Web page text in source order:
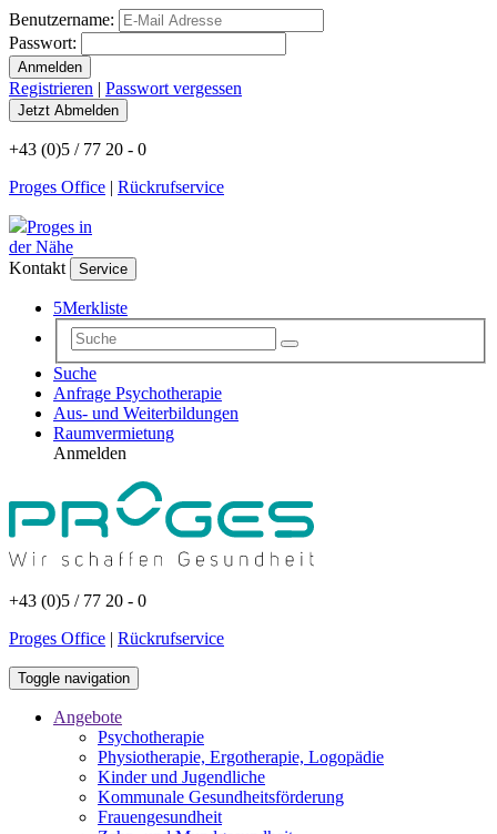
Benutzername:
Passwort:
Registrieren | Passwort vergessen
+43 (0)5 / 77 20 - 0
Proges Office | Rückrufservice
Proges in
der Nähe
Kontakt
Service
5Merkliste
Suche
Anfrage Psychotherapie
Aus- und Weiterbildungen
Raumvermietung
Anmelden
+43 (0)5 / 77 20 - 0
Proges Office | Rückrufservice
Toggle navigation
Angebote
Psychotherapie
Physiotherapie, Ergotherapie, Logopädie
Kinder und Jugendliche
Kommunale Gesundheitsförderung
Frauengesundheit